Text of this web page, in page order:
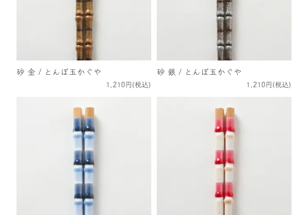
砂 金 / とんぼ玉かぐや
1,210円(税込)
砂 銀 / とんぼ玉かぐや
1,210円(税込)